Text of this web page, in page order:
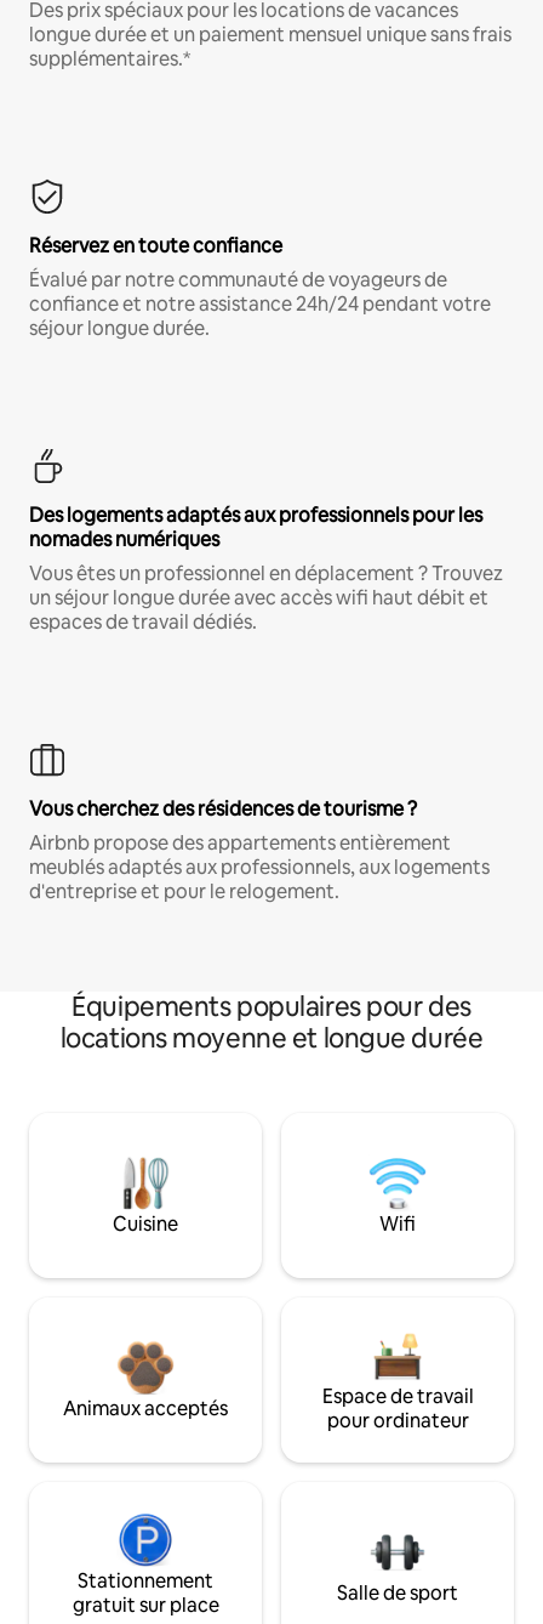
Des prix spéciaux pour les locations de vacances
longue durée et un paiement mensuel unique sans frais
supplémentaires.*
Réservez en toute confiance
Évalué par notre communauté de voyageurs de
confiance et notre assistance 24h/24 pendant votre
séjour longue durée.
Des logements adaptés aux professionnels pour les
nomades numériques
Vous êtes un professionnel en déplacement ? Trouvez
un séjour longue durée avec accès wifi haut débit et
espaces de travail dédiés.
Vous cherchez des résidences de tourisme ?
Airbnb propose des appartements entièrement
meublés adaptés aux professionnels, aux logements
d'entreprise et pour le relogement.
Équipements populaires pour des
locations moyenne et longue durée
Cuisine Wifi
Animaux acceptés
Espace de travail
pour ordinateur
Stationnement
gratuit sur place
Salle de sport